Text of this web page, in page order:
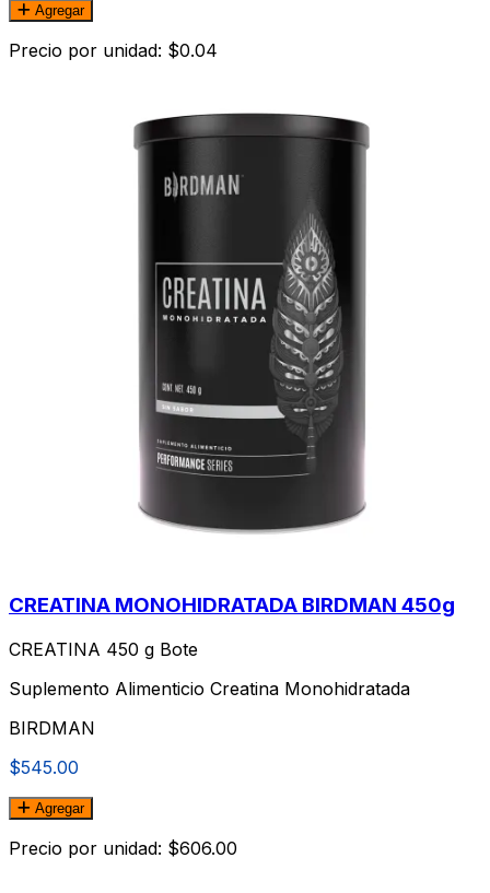
Agregar
Precio por unidad: $0.04
CREATINA MONOHIDRATADA BIRDMAN 450g
CREATINA 450 g Bote
Suplemento Alimenticio Creatina Monohidratada
BIRDMAN
$545.00
Agregar
Precio por unidad: $606.00